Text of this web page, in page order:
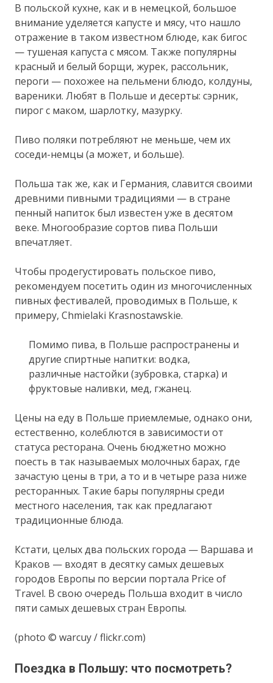
В польской кухне, как и в немецкой, большое
внимание уделяется капусте и мясу, что нашло
отражение в таком известном блюде, как бигос
— тушеная капуста с мясом. Также популярны
красный и белый борщи, журек, рассольник,
пероги — похожее на пельмени блюдо, колдуны,
вареники. Любят в Польше и десерты: сэрник,
пирог с маком, шарлотку, мазурку.
Пиво поляки потребляют не меньше, чем их
соседи-немцы (а может, и больше).
Польша так же, как и Германия, славится своими
древними пивными традициями — в стране
пенный напиток был известен уже в десятом
веке. Многообразие сортов пива Польши
впечатляет.
Чтобы продегустировать польское пиво,
рекомендуем посетить один из многочисленных
пивных фестивалей, проводимых в Польше, к
примеру, Chmielaki Krasnostawskie.
Помимо пива, в Польше распространены и
другие спиртные напитки: водка,
различные настойки (зубровка, старка) и
фруктовые наливки, мед, гжанец.
Цены на еду в Польше приемлемые, однако они,
естественно, колеблются в зависимости от
статуса ресторана. Очень бюджетно можно
поесть в так называемых молочных барах, где
зачастую цены в три, а то и в четыре раза ниже
ресторанных. Такие бары популярны среди
местного населения, так как предлагают
традиционные блюда.
Кстати, целых два польских города — Варшава и
Краков — входят в десятку самых дешевых
городов Европы по версии портала Price of
Travel. В свою очередь Польша входит в число
пяти самых дешевых стран Европы.
(photo © warcuy / flickr.com)
Поездка в Польшу: что посмотреть?